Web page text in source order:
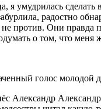
я умудрилась
радостно
против. Они
о том, что меня
голос